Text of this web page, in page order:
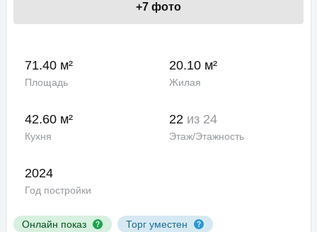
Онлайн показ
Торг уместен
+7 фото
71.40 м²
Площадь
20.10 м²
Жилая
42.60 м²
Кухня
22 из 24
Этаж/Этажность
2024
Год постройки